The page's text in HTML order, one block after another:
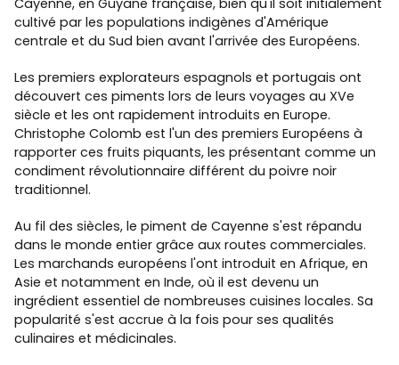
Cayenne, en Guyane française, bien qu'il soit initialement
cultivé par les populations indigènes d'Amérique
centrale et du Sud bien avant l'arrivée des Européens.
Les premiers explorateurs espagnols et portugais ont
découvert ces piments lors de leurs voyages au XVe
siècle et les ont rapidement introduits en Europe.
Christophe Colomb est l'un des premiers Européens à
rapporter ces fruits piquants, les présentant comme un
condiment révolutionnaire différent du poivre noir
traditionnel.
Au fil des siècles, le piment de Cayenne s'est répandu
dans le monde entier grâce aux routes commerciales.
Les marchands européens l'ont introduit en Afrique, en
Asie et notamment en Inde, où il est devenu un
ingrédient essentiel de nombreuses cuisines locales. Sa
popularité s'est accrue à la fois pour ses qualités
culinaires et médicinales.